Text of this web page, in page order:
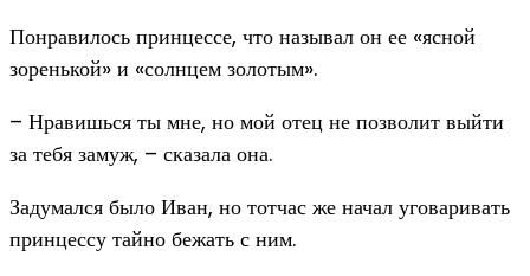
Понравилось принцессе, что называл он ее «ясной
зоренькой» и «солнцем золотым».
– Нравишься ты мне, но мой отец не позволит выйти
за тебя замуж, – сказала она.
Задумался было Иван, но тотчас же начал уговаривать
принцессу тайно бежать с ним.